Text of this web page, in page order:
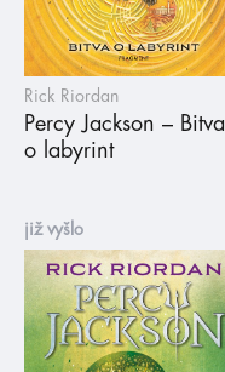
Rick Riordan
Percy Jackson – Bitva
o labyrint
již vyšlo